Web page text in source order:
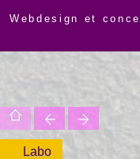
Webdesign et
Labo